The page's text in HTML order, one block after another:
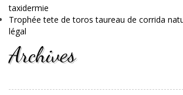
taxidermie
Trophée tete de toros taureau de corrida
légal
Archives